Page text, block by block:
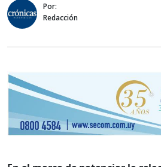
Por:
Redacción